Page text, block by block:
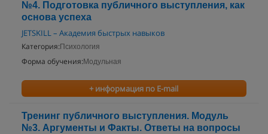
№4. Подготовка публичного выступления, как
основа успеха
JETSKILL – Академия быстрых навыков
Категория: Психология
Форма обучения: Модульная
+ информация по E-mail
Тренинг публичного выступления. Модуль
№3. Аргументы и Факты. Ответы на вопросы